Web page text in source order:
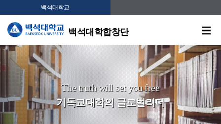
백석대학교
백석대학합창단
The truth will set you free
기독교대학의 글로벌리더